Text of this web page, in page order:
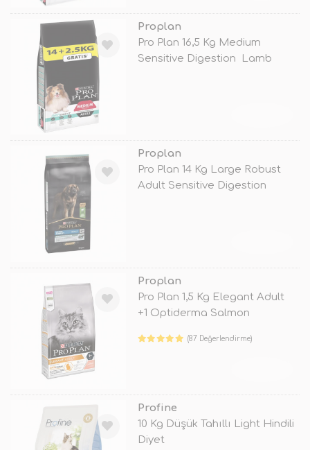
Proplan
Pro Plan 16,5 Kg Medium
Sensitive Digestion Lamb
Proplan
Pro Plan 14 Kg Large Robust
Adult Sensitive Digestion
Proplan
Pro Plan 1,5 Kg Elegant Adult
+1 Optiderma Salmon
(87 Değerlendirme)
Profine
10 Kg Düşük Tahıllı Light Hindili
Diyet